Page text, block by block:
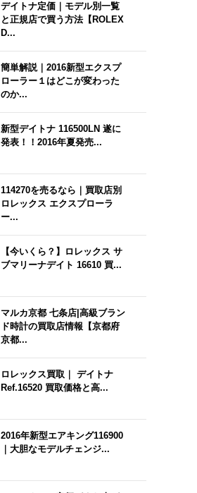
デイトナ定価｜モデル別一覧
と正規店で買う方法【ROLEX
D...
簡単解説｜2016新型エクスプ
ローラー１はどこが変わった
のか...
新型デイトナ 116500LN 遂に
発表！！2016年夏発売...
114270を売るなら｜買取店別
ロレックス エクスプローラ
ー...
【今いくら？】ロレックス サ
ブマリーナデイト 16610 買...
マルカ京都 七条店|高級ブラン
ド時計の買取店情報【京都府
京都...
ロレックス買取｜ デイトナ
Ref.16520 買取価格と高...
2016年新型エアキング116900
｜大胆なモデルチェンジ...